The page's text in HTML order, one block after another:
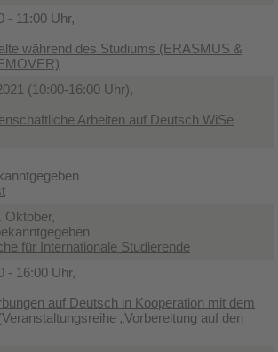
- 11:00 Uhr,
während des Studiums (ERASMUS &
(10:00-16:00 Uhr),
Arbeiten auf Deutsch WiSe
Oktober,
für Internationale Studierende
- 16:00 Uhr,
auf Deutsch in Kooperation mit dem
„Vorbereitung auf den